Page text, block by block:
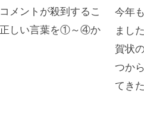
メントが殺到するこ
正しい言葉を①～④か
今年
まし
賀状
つか
てき